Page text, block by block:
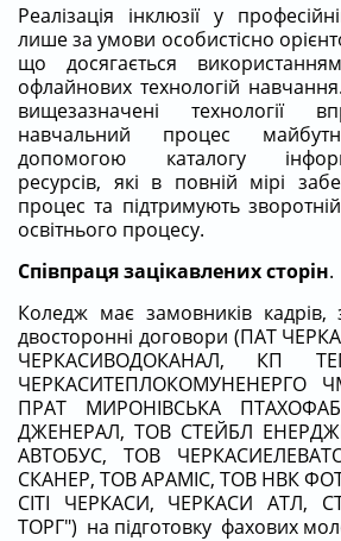
Реалізація інклюзії у
лише за умови особистісно
що досягається
офлайнових технологій
вищезазначені технології
навчальний процес
допомогою каталогу
ресурсів, які в повній мірі
процес та підтримують
освітнього процесу.
Співпраця зацікавлених сторін.
Коледж має замовників
двосторонні договори (ПАТ
ЧЕРКАСИВОДОКАНАЛ, КП
ЧЕРКАСИТЕПЛОКОМУНЕНЕРГО
ПРАТ МИРОНІВСЬКА
ДЖЕНЕРАЛ, ТОВ СТЕЙБЛ
АВТОБУС, ТОВ
СКАНЕР, ТОВ АРАМІС, ТОВ НВК
СІТІ ЧЕРКАСИ, ЧЕРКАСИ АТЛ,
ТОРГ") на підготовку фахових